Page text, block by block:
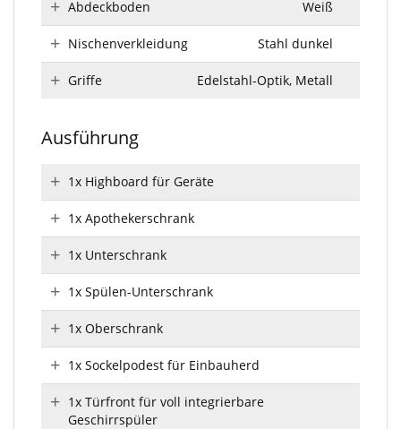
Abdeckboden Weiß
Nischenverkleidung Stahl dunkel
Griffe Edelstahl-Optik, Metall
Ausführung
1x Highboard für Geräte
1x Apothekerschrank
1x Unterschrank
1x Spülen-Unterschrank
1x Oberschrank
1x Sockelpodest für Einbauherd
1x Türfront für voll integrierbare
Geschirrspüler